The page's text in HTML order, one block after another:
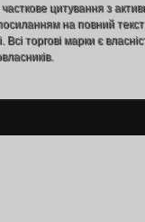
цитування з
на повний текст
Всі торгові марки є